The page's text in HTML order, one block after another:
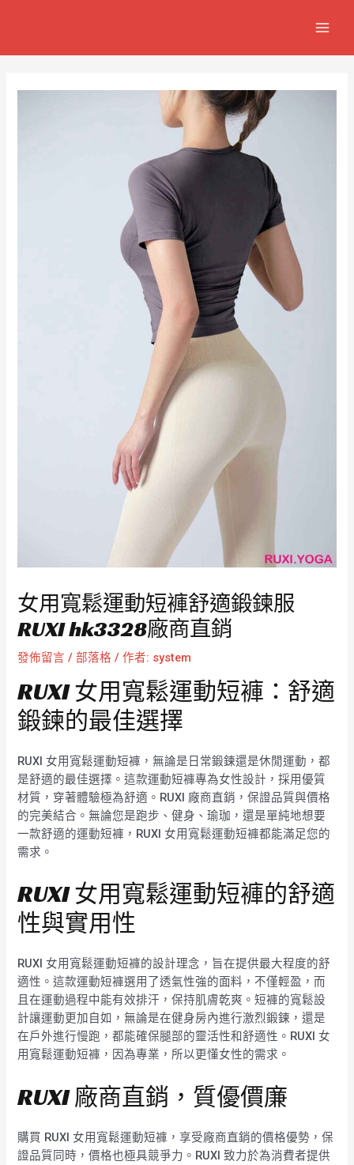
女用寬鬆運動短褲舒適鍛鍊服
RUXI hk3328廠商直銷
發佈留言 /部落格 / 作者: system
RUXI 女用寬鬆運動短褲：舒適
鍛鍊的最佳選擇
RUXI 女用寬鬆運動短褲，無論是日常鍛鍊還是休閒運動，都
是舒適的最佳選擇。這款運動短褲專為女性設計，採用優質
材質，穿著體驗極為舒適。RUXI 廠商直銷，保證品質與價格
的完美結合。無論您是跑步、健身、瑜珈，還是單純地想要
一款舒適的運動短褲，RUXI 女用寬鬆運動短褲都能滿足您的
需求。
RUXI 女用寬鬆運動短褲的舒適
性與實用性
RUXI 女用寬鬆運動短褲的設計理念，旨在提供最大程度的舒
適性。這款運動短褲選用了透氣性強的面料，不僅輕盈，而
且在運動過程中能有效排汗，保持肌膚乾爽。短褲的寬鬆設
計讓運動更加自如，無論是在健身房內進行激烈鍛鍊，還是
在戶外進行慢跑，都能確保腿部的靈活性和舒適性。RUXI 女
用寬鬆運動短褲，因為專業，所以更懂女性的需求。
RUXI 廠商直銷，質優價廉
購買 RUXI 女用寬鬆運動短褲，享受廠商直銷的價格優勢，保
證品質同時，價格也極具競爭力。RUXI 致力於為消費者提供